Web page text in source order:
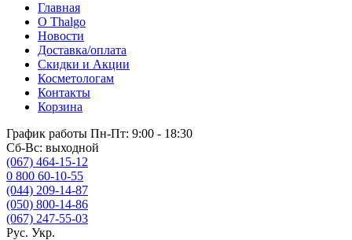
Главная
O Thalgo
Новости
Доставка/оплата
Скидки и Акции
Косметологам
Контакты
Корзина
График работы Пн-Пт: 9:00 - 18:30
Сб-Вс: выходной
(067) 464-15-12
0 800 60-10-55
(044) 209-14-87
(050) 800-14-86
(067) 247-55-03
Рус. Укр.